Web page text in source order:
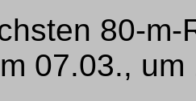
80-
07.03.,